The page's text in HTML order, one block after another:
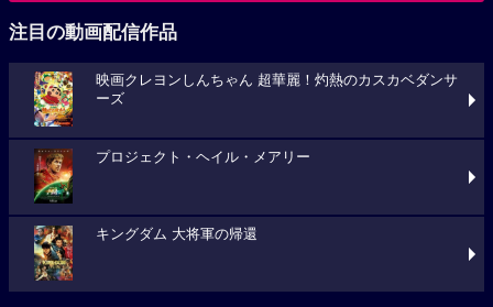
注目の動画配信作品
映画クレヨンしんちゃん 超華麗！灼熱のカスカベダンサ
ーズ
プロジェクト・ヘイル・メアリー
キングダム 大将軍の帰還